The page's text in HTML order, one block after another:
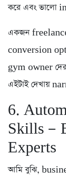
করে এবং ভালো
একজন
conversion
gym owner
এইটাই দেখায়
6.
Skills —
Experts
আমি বুঝি,